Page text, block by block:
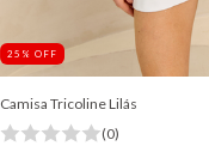
25 %OFF
Camisa Tricoline Lilás
(0)